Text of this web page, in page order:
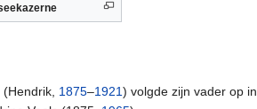
1875–1921) volgde zijn vader op in